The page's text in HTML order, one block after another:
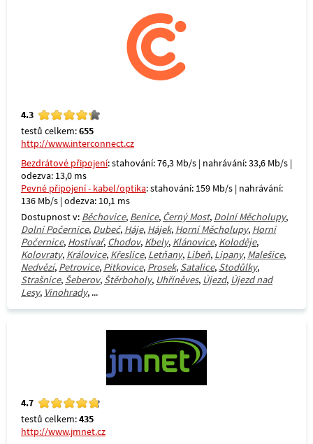
4.3
testů celkem:655
http://www.interconnect.cz
Bezdrátové připojení: stahování: 76,3 Mb/s | nahrávání: 33,6 Mb/s |
odezva: 13,0 ms
Pevné připojení - kabel/optika: stahování: 159 Mb/s | nahrávání:
136 Mb/s | odezva: 10,1 ms
Dostupnost v: Běchovice, Benice, Černý Most, Dolní Měcholupy,
Dolní Počernice, Dubeč, Háje, Hájek, Horní Měcholupy, Horní
Počernice, Hostivař, Chodov, Kbely, Klánovice, Koloděje,
Kolovraty, Královice, Křeslice, Letňany, Libeň, Lipany, Malešice,
Nedvězí, Petrovice, Pitkovice, Prosek, Satalice, Stodůlky,
Strašnice, Šeberov, Štěrboholy, Uhříněves, Újezd, Újezd nad
Lesy, Vinohrady, ...
4.7
testů celkem:435
http://www.jmnet.cz